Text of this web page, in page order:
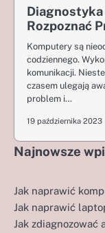
Diagnostyka
Rozpoznać
Komputery są
codziennego.
komunikacji.
czasem ulegają
problem i…
19 października 2023
Najnowsze
Jak naprawić
Jak naprawić
Jak zdiagnozować